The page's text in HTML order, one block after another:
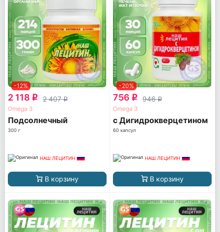
-12%
2 118 q 2 407q
Omega 3
Подсолнечный
300 г
НАШ ЛЕЦИТИН
В корзину
-20%
756 q 946q
Omega 3
с Дигидрокверцетином
60 капсул
НАШ ЛЕЦИТИН
В корзину